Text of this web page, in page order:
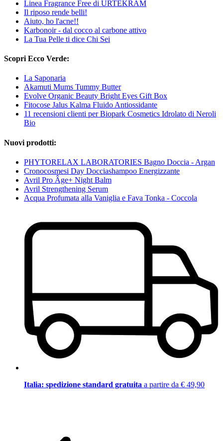
Linea Fragrance Free di URTEKRAM
Il riposo rende belli!
Aiuto, ho l'acne!!
Karbonoir - dal cocco al carbone attivo
La Tua Pelle ti dice Chi Sei
Scopri Ecco Verde:
La Saponaria
Akamuti Mums Tummy Butter
Evolve Organic Beauty Bright Eyes Gift Box
Fitocose Jalus Kalma Fluido Antiossidante
11 recensioni clienti per Biopark Cosmetics Idrolato di Neroli
Bio
Nuovi prodotti:
PHYTORELAX LABORATORIES Bagno Doccia - Argan
Cronocosmesi Day Docciashampoo Energizzante
Avril Pro Âge+ Night Balm
Avril Strengthening Serum
Acqua Profumata alla Vaniglia e Fava Tonka - Coccola
Italia: spedizione standard gratuita a partire da € 49,90